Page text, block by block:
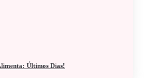
Últimos Dias!